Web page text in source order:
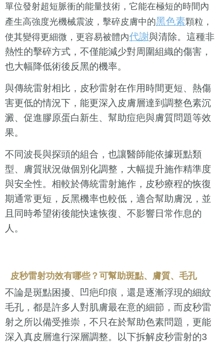
單位發射超短脈衝的能量技術，它能在極短的時間內
產生高強度光機械震波，擊碎皮膚中的黑色素顆粒，
使其變得更細微，更容易被體內代謝與清除。這種非
熱性的擊碎方式，不僅能減少對周圍組織的傷害，
也大幅降低術後反黑的機率。
與傳統雷射相比，皮秒雷射在作用時間更短、熱傷
害更低的情況下，能更深入皮膚層達到調整色素沉
澱、促進膠原蛋白新生、幫助痘疤與膚質問題等效
果。
不同波長與探頭的組合，也讓醫師能依據斑點類
型、膚質狀況做個別化調整，大幅提升施作精準度
與安全性。相較於傳統雷射施作，皮秒療程的恢復
期通常更短，反黑機率也較低，適合幫助膚況，並
且同時希望術後能快速恢復、不影響日常作息的
人。
皮秒雷射功效有哪些？可幫助斑點、膚質、毛孔
不論是斑點困擾、凹疤印痕，還是逐漸浮現的細紋
毛孔，都是許多人對肌膚最在意的細節，而皮秒雷
射之所以備受推崇，不只在於幫助色素問題，更能
深入真皮層進行深層調整。以下拆解皮秒雷射的3